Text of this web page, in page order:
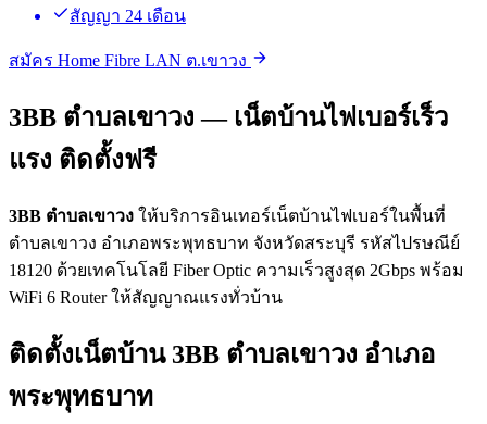
สัญญา 24 เดือน
สมัคร Home Fibre LAN ต.เขาวง
3BB ตำบลเขาวง — เน็ตบ้านไฟเบอร์เร็ว
แรง ติดตั้งฟรี
3BB ตำบลเขาวง ให้บริการอินเทอร์เน็ตบ้านไฟเบอร์ในพื้นที่
ตำบลเขาวง อำเภอพระพุทธบาท จังหวัดสระบุรี รหัสไปรษณีย์
18120 ด้วยเทคโนโลยี Fiber Optic ความเร็วสูงสุด 2Gbps พร้อม
WiFi 6 Router ให้สัญญาณแรงทั่วบ้าน
ติดตั้งเน็ตบ้าน 3BB ตำบลเขาวง อำเภอ
พระพุทธบาท